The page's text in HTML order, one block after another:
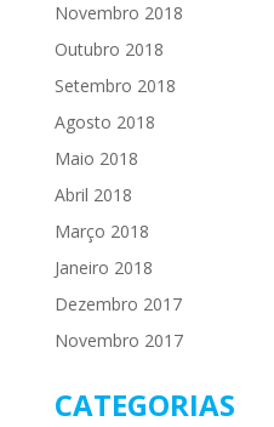
Novembro 2018
Outubro 2018
Setembro 2018
Agosto 2018
Maio 2018
Abril 2018
Março 2018
Janeiro 2018
Dezembro 2017
Novembro 2017
CATEGORIAS